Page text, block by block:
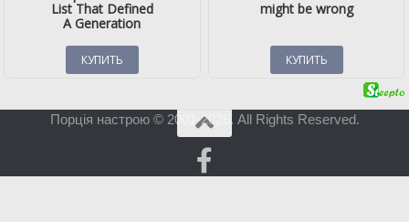
Порція настрою © 2001-2026. All Rights Reserved.